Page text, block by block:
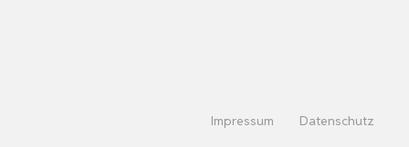
Impressum Datenschutz